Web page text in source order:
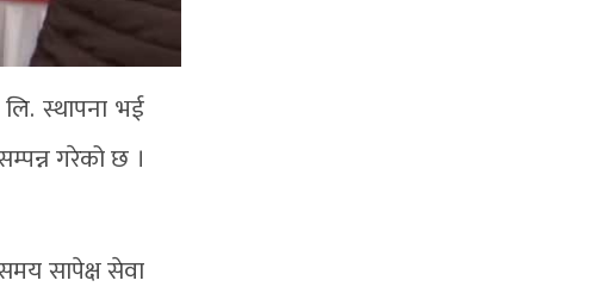
स्थापना भई
गरेको छ ।
सापेक्ष सेवा